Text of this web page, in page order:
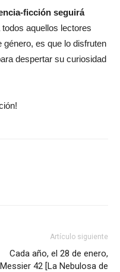
ficción seguirá
aquellos lectores
género, es que lo disfruten
despertar su curiosidad
Artículo siguiente
Cada año, el 28 de enero,
Messier 42 [La Nebulosa de